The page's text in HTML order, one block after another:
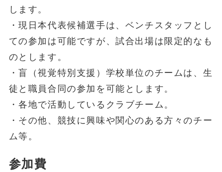
します。
・現日本代表候補選手は、ベンチスタッフとし
ての参加は可能ですが、試合出場は限定的なも
のとします。
・盲（視覚特別支援）学校単位のチームは、生
徒と職員合同の参加を可能とします。
・各地で活動しているクラブチーム。
・その他、競技に興味や関心のある方々のチー
ム等。
参加費